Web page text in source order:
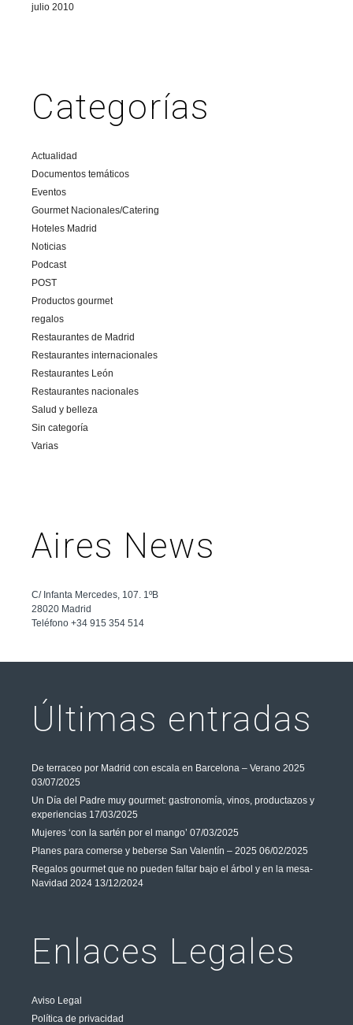
julio 2010
Categorías
Actualidad
Documentos temáticos
Eventos
Gourmet Nacionales/Catering
Hoteles Madrid
Noticias
Podcast
POST
Productos gourmet
regalos
Restaurantes de Madrid
Restaurantes internacionales
Restaurantes León
Restaurantes nacionales
Salud y belleza
Sin categoría
Varias
Aires News
C/ Infanta Mercedes, 107. 1ºB
28020 Madrid
Teléfono +34 915 354 514
Últimas entradas
De terraceo por Madrid con escala en Barcelona – Verano 2025
03/07/2025
Un Día del Padre muy gourmet: gastronomía, vinos, productazos y
experiencias 17/03/2025
Mujeres ‘con la sartén por el mango’ 07/03/2025
Planes para comerse y beberse San Valentín – 2025 06/02/2025
Regalos gourmet que no pueden faltar bajo el árbol y en la mesa-
Navidad 2024 13/12/2024
Enlaces Legales
Aviso Legal
Política de privacidad